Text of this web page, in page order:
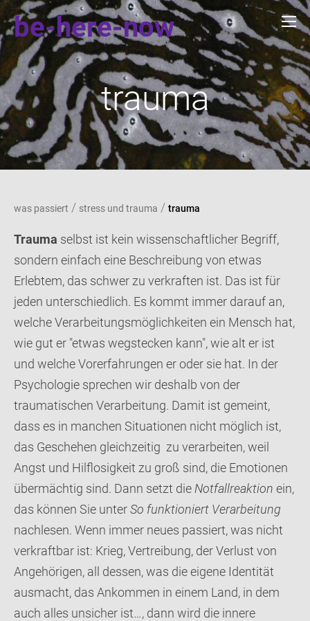
be-here-now
trauma
was passiert / stress und trauma / trauma
Trauma selbst ist kein wissenschaftlicher Begriff,
sondern einfach eine Beschreibung von etwas
Erlebtem, das schwer zu verkraften ist. Das ist für
jeden unterschiedlich. Es kommt immer darauf an,
welche Verarbeitungsmöglichkeiten ein Mensch hat,
wie gut er "etwas wegstecken kann", wie alt er ist
und welche Vorerfahrungen er oder sie hat. In der
Psychologie sprechen wir deshalb von der
traumatischen Verarbeitung. Damit ist gemeint,
dass es in manchen Situationen nicht möglich ist,
das Geschehen gleichzeitig zu verarbeiten, weil
Angst und Hilflosigkeit zu groß sind, die Emotionen
übermächtig sind. Dann setzt die Notfallreaktion ein,
das können Sie unterSo funktioniert Verarbeitung
nachlesen. Wenn immer neues passiert, was nicht
verkraftbar ist: Krieg, Vertreibung, der Verlust von
Angehörigen, all dessen, was die eigene Identität
ausmacht, das Ankommen in einem Land, in dem
auch alles unsicher ist…, dann wird die innere